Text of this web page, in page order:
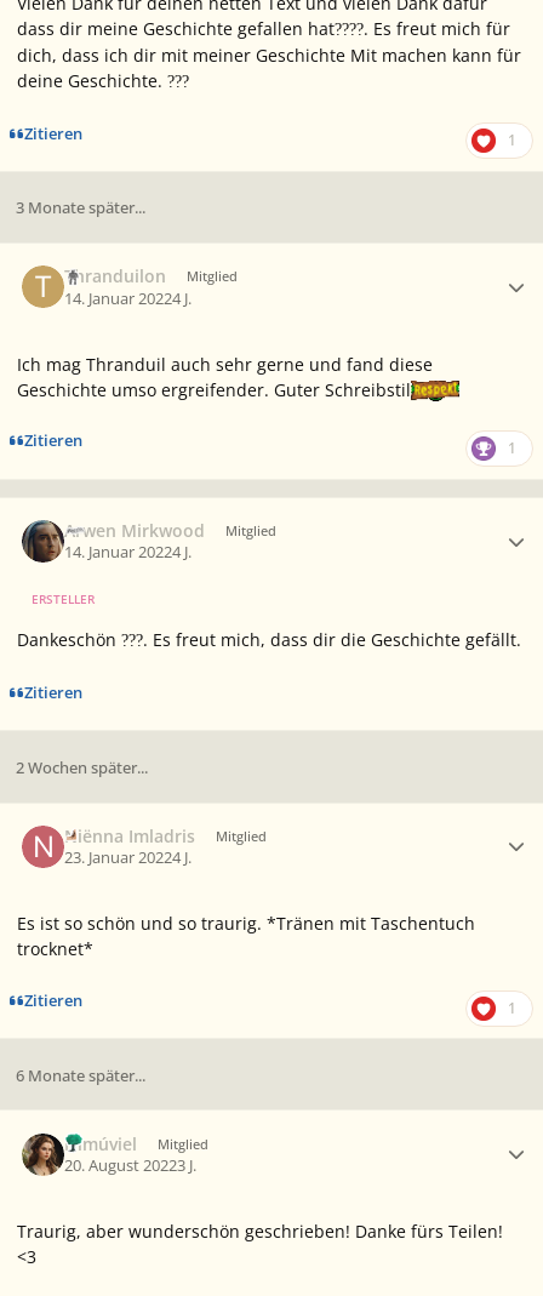
dass dir meine Geschichte gefallen hat????. Es freut mich für
dich, dass ich dir mit meiner Geschichte Mit machen kann für
deine Geschichte. ???
Zitieren 1
3 Monate später...
Thranduilon Mitglied
14. Januar 20224 J.
Ich mag Thranduil auch sehr gerne und fand diese
Geschichte umso ergreifender. Guter Schreibstil
Zitieren 1
Arwen Mirkwood Mitglied
14. Januar 20224 J.
ERSTELLER
Dankeschön ???. Es freut mich, dass dir die Geschichte gefällt.
Zitieren
2 Wochen später...
Niënna Imladris Mitglied
23. Januar 20224 J.
Es ist so schön und so traurig. *Tränen mit Taschentuch
trocknet*
Zitieren 1
6 Monate später...
Nimúviel Mitglied
20. August 20223 J.
Traurig, aber wunderschön geschrieben! Danke fürs Teilen!
<3